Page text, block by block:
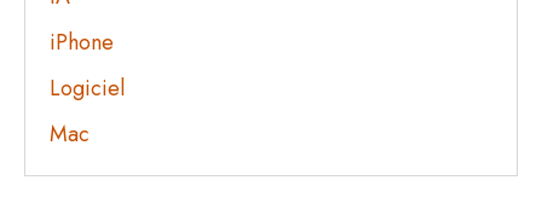
iPhone
Logiciel
Mac